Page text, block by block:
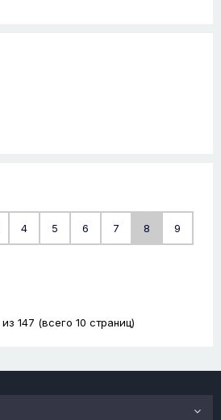
4 5 6 7 8 9
147 (всего 10 страниц)